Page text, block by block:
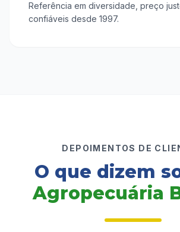
Referência em diversidade, preço
confiáveis desde 1997.
DEPOIMENTOS DE
O que dizem
Agropecuária